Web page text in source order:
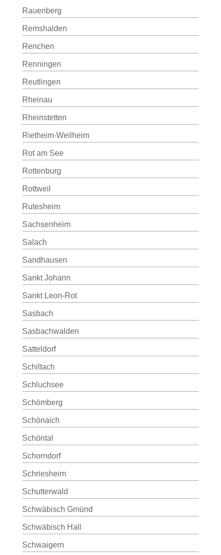
Rauenberg
Remshalden
Renchen
Renningen
Reutlingen
Rheinau
Rheinstetten
Rietheim-Weilheim
Rot am See
Rottenburg
Rottweil
Rutesheim
Sachsenheim
Salach
Sandhausen
Sankt Johann
Sankt Leon-Rot
Sasbach
Sasbachwalden
Satteldorf
Schiltach
Schluchsee
Schömberg
Schönaich
Schöntal
Schorndorf
Schriesheim
Schutterwald
Schwäbisch Gmünd
Schwäbisch Hall
Schwaigern